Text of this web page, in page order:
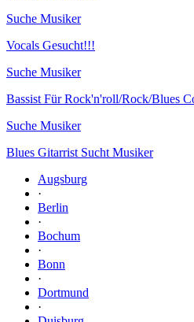
Suche Musiker
Vocals Gesucht!!!
Suche Musiker
Bassist Für Rock'n'roll/Rock/Blues
Suche Musiker
Blues Gitarrist Sucht Musiker
Augsburg
·
Berlin
·
Bochum
·
Bonn
·
Dortmund
·